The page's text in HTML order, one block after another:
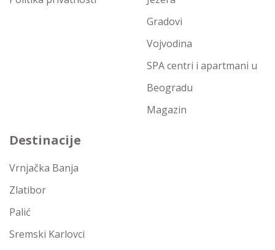
Gradovi
Vojvodina
SPA centri i apartmani u
Beogradu
Magazin
Destinacije
Vrnjačka Banja
Zlatibor
Palić
Sremski Karlovci